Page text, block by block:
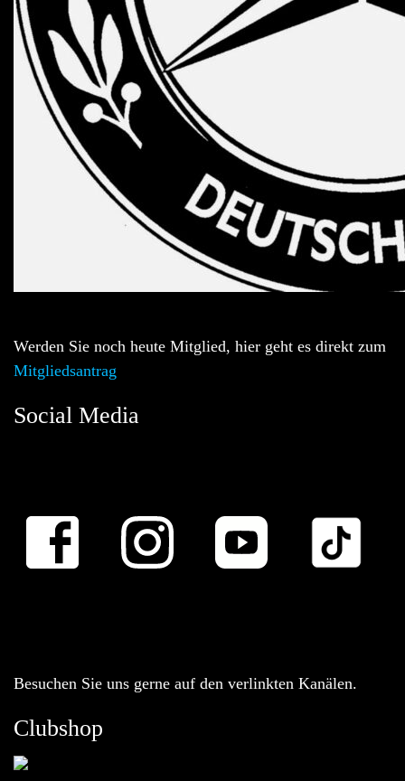
Werden Sie noch heute Mitglied, hier geht es direkt zum
Mitgliedsantrag
Social Media
Besuchen Sie uns gerne auf den verlinkten Kanälen.
Clubshop